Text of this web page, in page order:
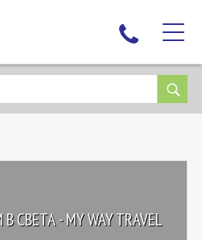
- MY WAY TRAVEL